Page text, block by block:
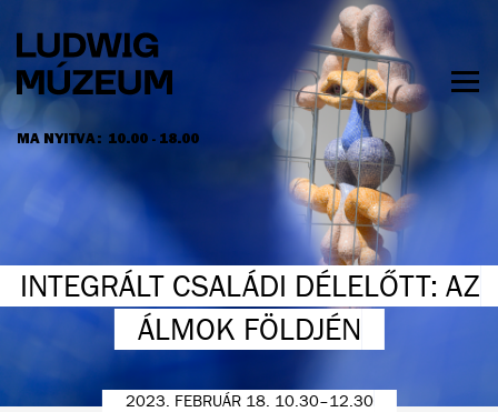
tartalomra
MA NYITVA: 10.00 - 18.00
NYITVATARTÁS ÉS JEGYÁRAK
INTEGRÁLT CSALÁDI DÉLELŐTT: AZ
ÁLMOK FÖLDJÉN
2023. FEBRUÁR 18. 10.30–12.30